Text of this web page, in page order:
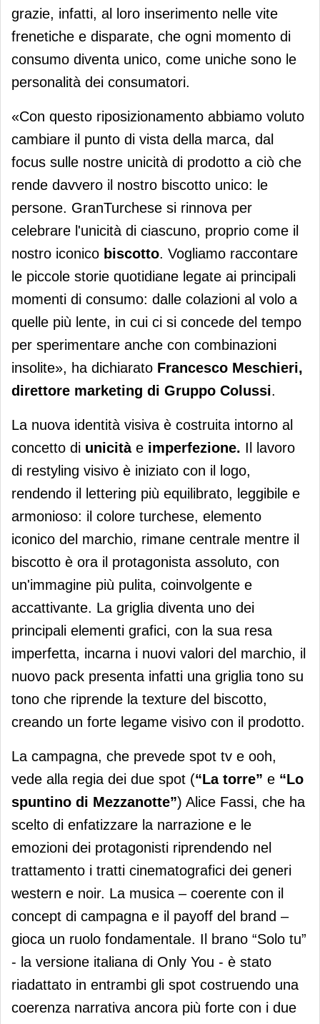
grazie, infatti, al loro inserimento nelle vite
frenetiche e disparate, che ogni momento di
consumo diventa unico, come uniche sono le
personalità dei consumatori.
«Con questo riposizionamento abbiamo voluto
cambiare il punto di vista della marca, dal
focus sulle nostre unicità di prodotto a ciò che
rende davvero il nostro biscotto unico: le
persone. GranTurchese si rinnova per
celebrare l'unicità di ciascuno, proprio come il
nostro iconico biscotto. Vogliamo raccontare
le piccole storie quotidiane legate ai principali
momenti di consumo: dalle colazioni al volo a
quelle più lente, in cui ci si concede del tempo
per sperimentare anche con combinazioni
insolite», ha dichiarato Francesco Meschieri,
direttore marketing di Gruppo Colussi.
La nuova identità visiva è costruita intorno al
concetto di unicità e imperfezione. Il lavoro
di restyling visivo è iniziato con il logo,
rendendo il lettering più equilibrato, leggibile e
armonioso: il colore turchese, elemento
iconico del marchio, rimane centrale mentre il
biscotto è ora il protagonista assoluto, con
un'immagine più pulita, coinvolgente e
accattivante. La griglia diventa uno dei
principali elementi grafici, con la sua resa
imperfetta, incarna i nuovi valori del marchio, il
nuovo pack presenta infatti una griglia tono su
tono che riprende la texture del biscotto,
creando un forte legame visivo con il prodotto.
La campagna, che prevede spot tv e ooh,
vede alla regia dei due spot (“La torre” e “Lo
spuntino di Mezzanotte”) Alice Fassi, che ha
scelto di enfatizzare la narrazione e le
emozioni dei protagonisti riprendendo nel
trattamento i tratti cinematografici dei generi
western e noir. La musica – coerente con il
concept di campagna e il payoff del brand –
gioca un ruolo fondamentale. Il brano “Solo tu”
- la versione italiana di Only You - è stato
riadattato in entrambi gli spot costruendo una
coerenza narrativa ancora più forte con i due